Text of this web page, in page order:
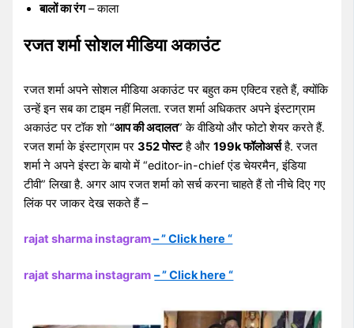
बालों का रंग– काला
रजत शर्मा सोशल मीडिया अकाउंट
रजत शर्मा अपने सोशल मीडिया अकाउंट पर बहुत कम एक्टिव रहते हैं, क्योंकि
उन्हें इन सब का टाइम नहीं मिलता. रजत शर्मा अधिकतर अपने इंस्टाग्राम
अकाउंट पर टॉक शो “आप की अदालत” के वीडियो और फोटो शेयर करते हैं.
रजत शर्मा के इंस्टाग्राम पर352 पोस्टहै और199k फॉलोअर्सहै. रजत
शर्मा ने अपने इंस्टा के बायो में “editor-in-chief एंड चेयरमैन, इंडिया
टीवी” लिखा है. अगर आप रजत शर्मा को सर्च करना चाहते हैं तो नीचे दिए गए
लिंक पर जाकर देख सकते हैं –
rajat sharma instagram– ” Click here “
rajat sharma instagram – ” Click here “